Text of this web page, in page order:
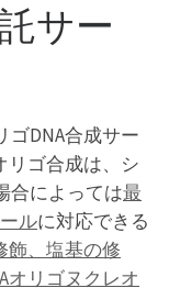
サー
ゴDNA合成サー
リゴ合成は、シ
合によっては最
ルに対応できる
飾、塩基の修
オリゴヌクレオ